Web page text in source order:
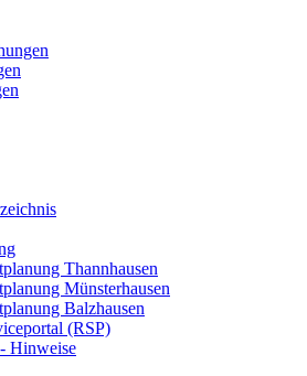
Thannhausen
Münsterhausen
Balzhausen
(RSP)
Hinweise